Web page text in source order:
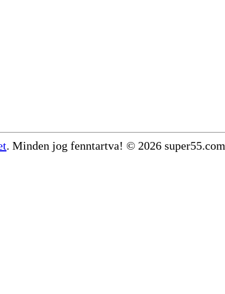
. Minden jog fenntartva! © 2026 super55.com